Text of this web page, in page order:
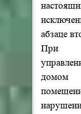
абзаце
При
домом